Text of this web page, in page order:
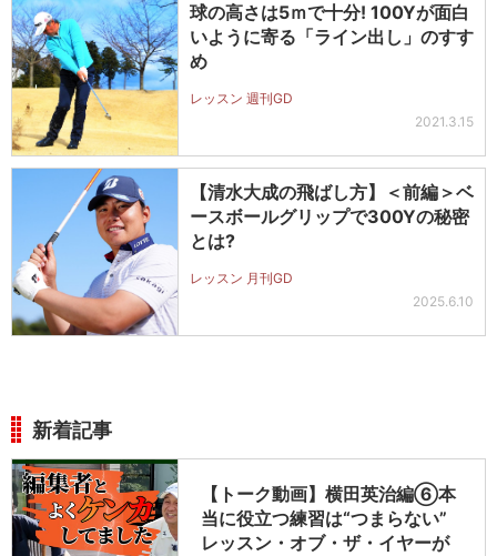
球の高さは5ｍで十分! 100Yが面白
いように寄る「ライン出し」のすす
め
レッスン 週刊GD
2021.3.15
【清水大成の飛ばし方】＜前編＞ベ
ースボールグリップで300Yの秘密
とは?
レッスン 月刊GD
2025.6.10
新着記事
【トーク動画】横田英治編⑥本
当に役立つ練習は“つまらない”
レッスン・オブ・ザ・イヤーが